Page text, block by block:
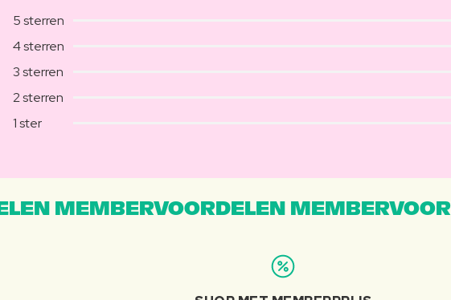
5 sterren
4 sterren
3 sterren
2 sterren
1 ster
MEMBERVOORDELEN